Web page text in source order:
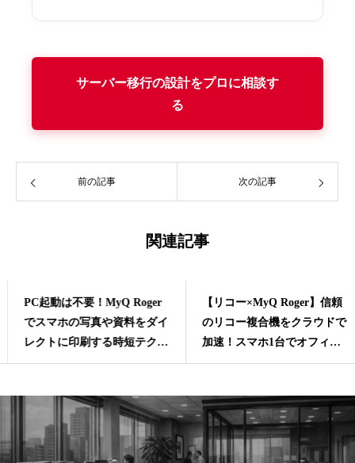
サーバー移行の設計をプロに相談す
る
前の記事 次の記事
関連記事
PC起動は不要！MyQ Roger
でスマホの写真や資料をダイ
レクトに印刷する時短テクニ
ック
【リコー×MyQ Roger】信頼
のリコー複合機をクラウドで
加速！スマホ1台でオフィス
を俊敏にする次世代連携ワー